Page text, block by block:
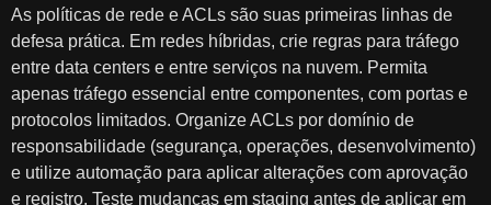
As políticas de rede e ACLs são suas primeiras linhas de
defesa prática. Em redes híbridas, crie regras para tráfego
entre data centers e entre serviços na nuvem. Permita
apenas tráfego essencial entre componentes, com portas e
protocolos limitados. Organize ACLs por domínio de
responsabilidade (segurança, operações, desenvolvimento)
e utilize automação para aplicar alterações com aprovação
e registro. Teste mudanças em staging antes de aplicar em